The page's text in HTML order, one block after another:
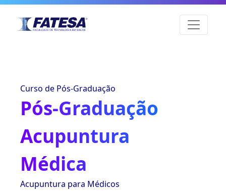
Curso de Pós-Graduação
Pós-Graduação
Acupuntura
Médica
Acupuntura para Médicos